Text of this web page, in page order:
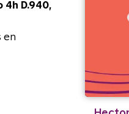
4h D.940,
en